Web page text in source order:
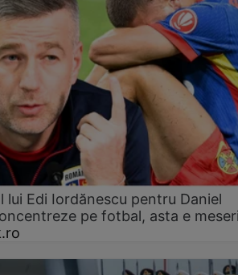
lui Edi Iordănescu pentru Daniel
pe fotbal, asta e